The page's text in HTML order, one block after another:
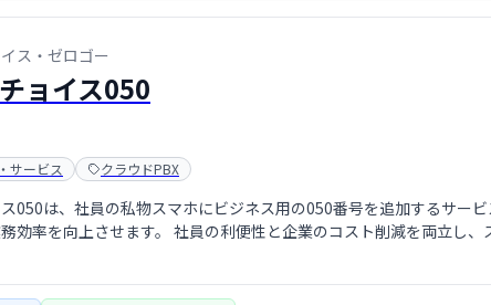
ス・ゼロゴー
ョイス050
サービス クラウドPBX
050は、社員の私物スマホにビジネス用の050番号を追加するサー
効率を向上させます。 社員の利便性と企業のコスト削減を両立し